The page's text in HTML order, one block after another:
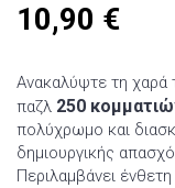
10,90 €
Ανακαλύψτε τη χαρά
παζλ 250
πολύχρωμο και
δημιουργικής
Περιλαμβάνει